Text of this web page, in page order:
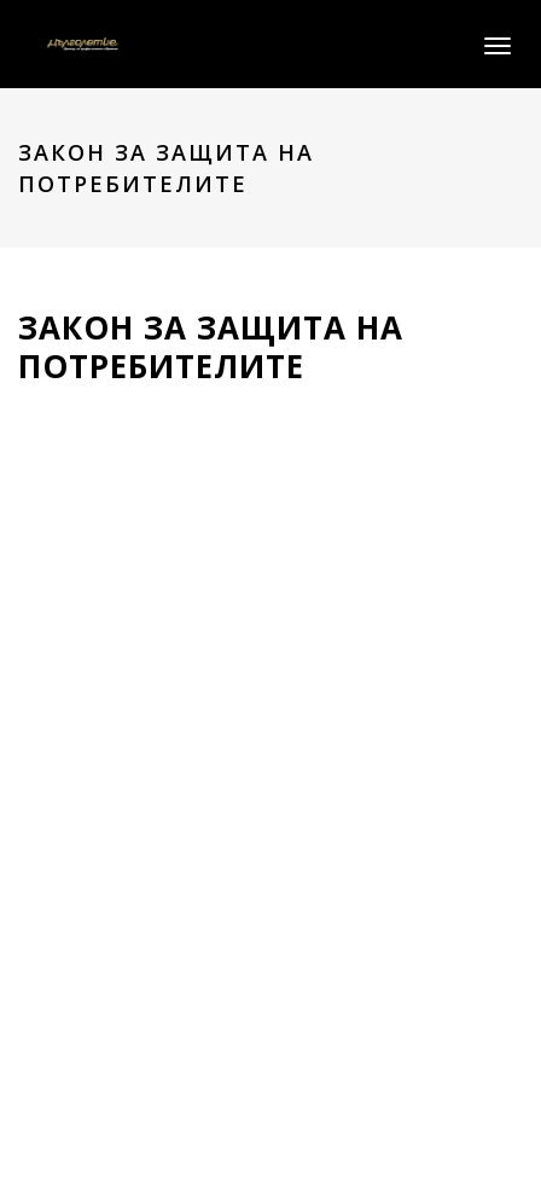
ЗАКОН ЗА ЗАЩИТА НА
ПОТРЕБИТЕЛИТЕ
ЗАКОН ЗА ЗАЩИТА НА
ПОТРЕБИТЕЛИТЕ